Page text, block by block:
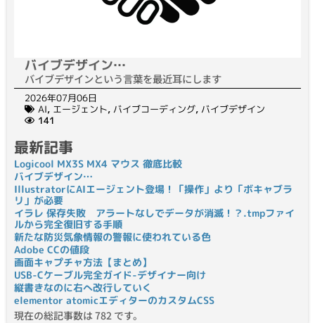
バイブデザイン…
バイブデザインという言葉を最近耳にします
2026年07月06日
AI, エージェント, バイブコーディング, バイブデザイン
141
最新記事
Logicool MX3S MX4 マウス 徹底比較
バイブデザイン…
IllustratorにAIエージェント登場！「操作」より「ボキャブラ
リ」が必要
イラレ 保存失敗 アラートなしでデータが消滅！？.tmpファイ
ルから完全復旧する手順
新たな防災気象情報の警報に使われている色
Adobe CCの値段
画面キャプチャ方法【まとめ】
USB-Cケーブル完全ガイド-デザイナー向け
縦書きなのに右へ改行していく
elementor atomicエディターのカスタムCSS
現在の総記事数は 782 です。